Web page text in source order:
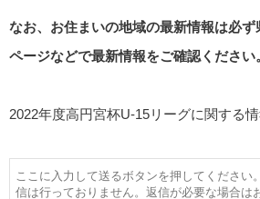
なお、お住まいの地域の最新情報は必
ページなどで最新情報をご確認ください
2022年度高円宮杯U-15リーグに関する